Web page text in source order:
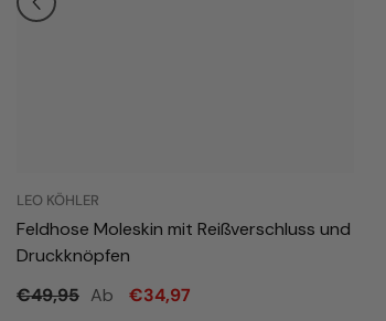
LEO KÖHLER
Feldhose Moleskin mit Reißverschluss und
Druckknöpfen
€49,95 Ab €34,97